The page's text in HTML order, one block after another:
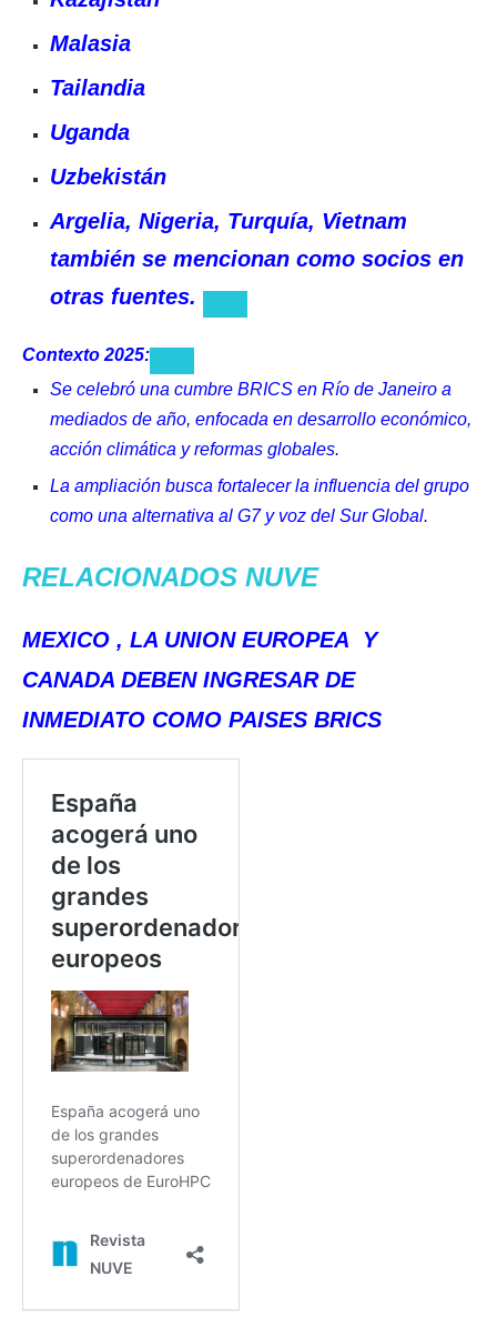
Malasia
Tailandia
Uganda
Uzbekistán
Argelia, Nigeria, Turquía, Vietnam
también se mencionan como socios en
otras fuentes.
Contexto 2025:
Se celebró una cumbre BRICS en Río de Janeiro a
mediados de año, enfocada en desarrollo económico,
acción climática y reformas globales.
La ampliación busca fortalecer la influencia del grupo
como una alternativa al G7 y voz del Sur Global.
RELACIONADOS NUVE
MEXICO , LA UNION EUROPEA Y
CANADA DEBEN INGRESAR DE
INMEDIATO COMO PAISES BRICS